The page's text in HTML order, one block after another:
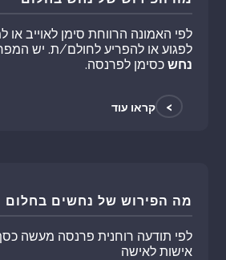
לפי האמונה הרווחת סימן לאוייב או
לפגוע או להפריע לחולם/ת. יש
נחש כסימן לפרנסה.
> קראו עוד
מה הפירוש של נחשים בחלום
לפי תודעה רוחנית פרנסה מעשה
אישות לאישה